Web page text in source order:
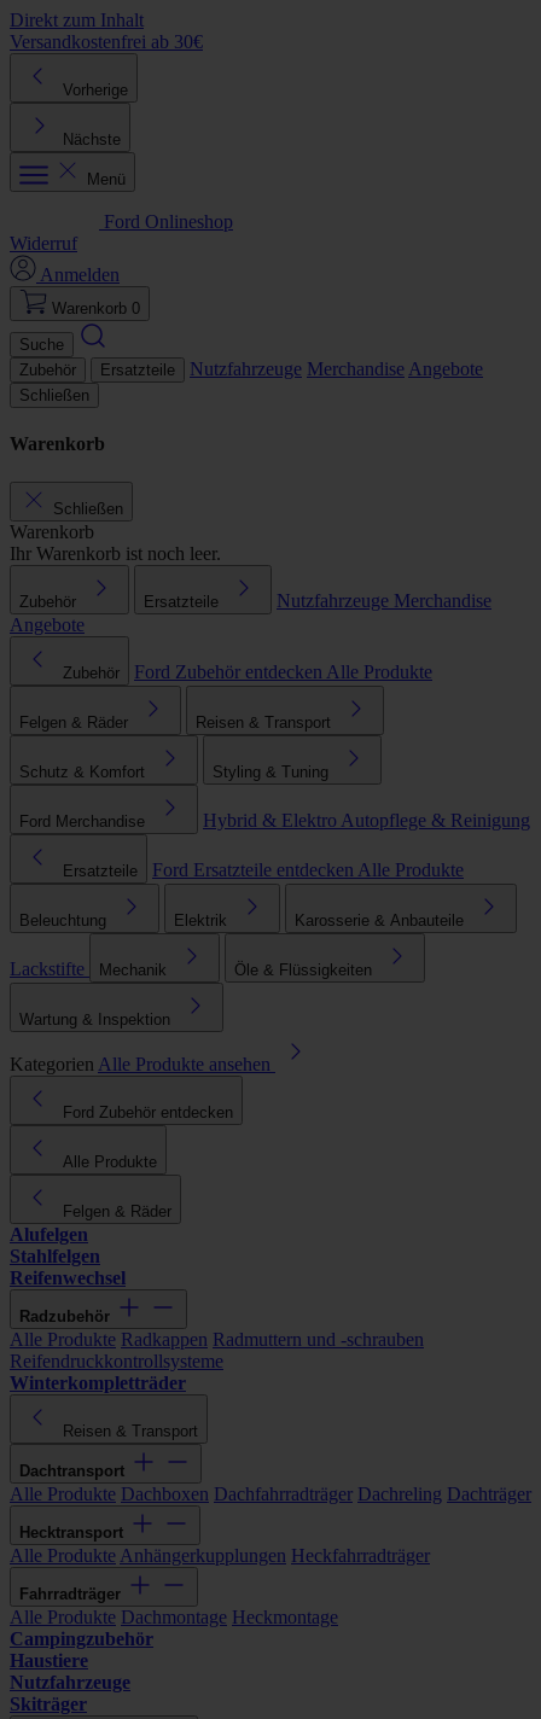
Direkt zum Inhalt
Versandkostenfrei ab 30€
Vorherige
Nächste
Menü
Ford Onlineshop
Widerruf
Anmelden
Warenkorb 0
Suche
Zubehör
Ersatzteile Nutzfahrzeuge Merchandise Angebote
Schließen
Warenkorb
Schließen
Warenkorb
Ihr Warenkorb ist noch leer.
Zubehör Ersatzteile Nutzfahrzeuge Merchandise
Angebote
Zubehör Ford Zubehör entdecken Alle Produkte
Felgen & Räder Reisen & Transport
Schutz & Komfort Styling & Tuning
Ford Merchandise Hybrid & Elektro Autopflege & Reinigung
Ersatzteile Ford Ersatzteile entdecken Alle Produkte
Beleuchtung Elektrik Karosserie & Anbauteile
Lackstifte Mechanik Öle & Flüssigkeiten
Wartung & Inspektion
Kategorien Alle Produkte ansehen
Ford Zubehör entdecken
Alle Produkte
Felgen & Räder
Alufelgen
Stahlfelgen
Reifenwechsel
Radzubehör
Alle Produkte Radkappen Radmuttern und -schrauben
Reifendruckkontrollsysteme
Winterkompletträder
Reisen & Transport
Dachtransport
Alle Produkte Dachboxen Dachfahrradträger Dachreling Dachträger
Hecktransport
Alle Produkte Anhängerkupplungen Heckfahrradträger
Fahrradträger
Alle Produkte Dachmontage Heckmontage
Campingzubehör
Haustiere
Nutzfahrzeuge
Skiträger